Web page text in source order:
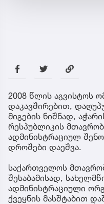
2008 წლის აგვისტოს
დაკავშირებით,
მიგების ნიშნად,
რესპუბლიკის
ადმინისტრაციულ
დროშები დაეშვა.
საქართველოს
შესაბამისად,
ადმინისტრაციული
ქვეყნის მასშტაბით